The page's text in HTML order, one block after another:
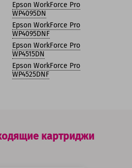
Epson WorkForce Pro
WP4095DN
Epson WorkForce Pro
WP4095DNF
Epson WorkForce Pro
WP4515DN
Epson WorkForce Pro
WP4525DNF
картриджи